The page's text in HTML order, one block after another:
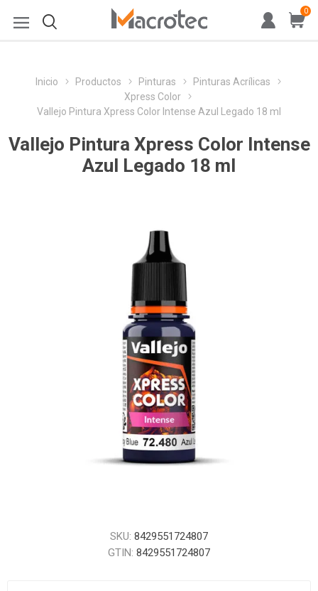
0
Inicio Productos Pinturas
Pinturas Acrílicas
Xpress Color
Vallejo Pintura Xpress Color Intense Azul Legado 18 ml
Vallejo Pintura Xpress Color Intense
Azul Legado 18 ml
SKU: 8429551724807
GTIN: 8429551724807